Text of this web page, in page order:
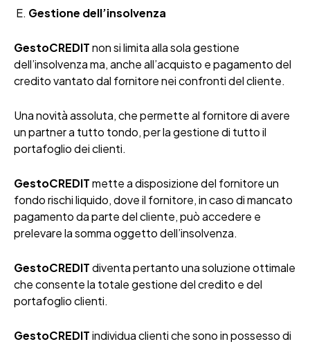
Gestione dell’insolvenza
GestoCREDITnon si limita alla sola gestione
dell’insolvenza ma, anche all’acquisto e pagamento del
credito vantato dal fornitore nei confronti del cliente.
Una novità assoluta, che permette al fornitore di avere
un partner a tutto tondo, per la gestione di tutto il
portafoglio dei clienti.
GestoCREDITmette a disposizione del fornitore un
fondo rischi liquido, dove il fornitore, in caso di mancato
pagamento da parte del cliente, può accedere e
prelevare la somma oggetto dell’insolvenza.
GestoCREDITdiventa pertanto una soluzione ottimale
che consente la totale gestione del credito e del
portafoglio clienti.
GestoCREDITindividua clienti che sono in possesso di